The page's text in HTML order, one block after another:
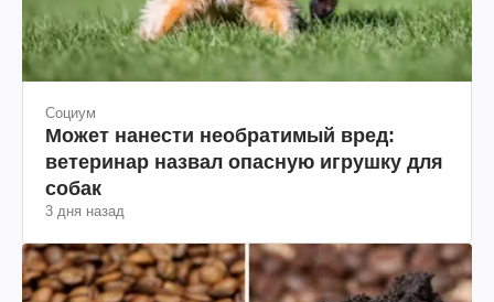
Социум
Может нанести необратимый вред:
ветеринар назвал опасную игрушку для
собак
3 дня назад